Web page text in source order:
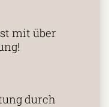
mit über
durch